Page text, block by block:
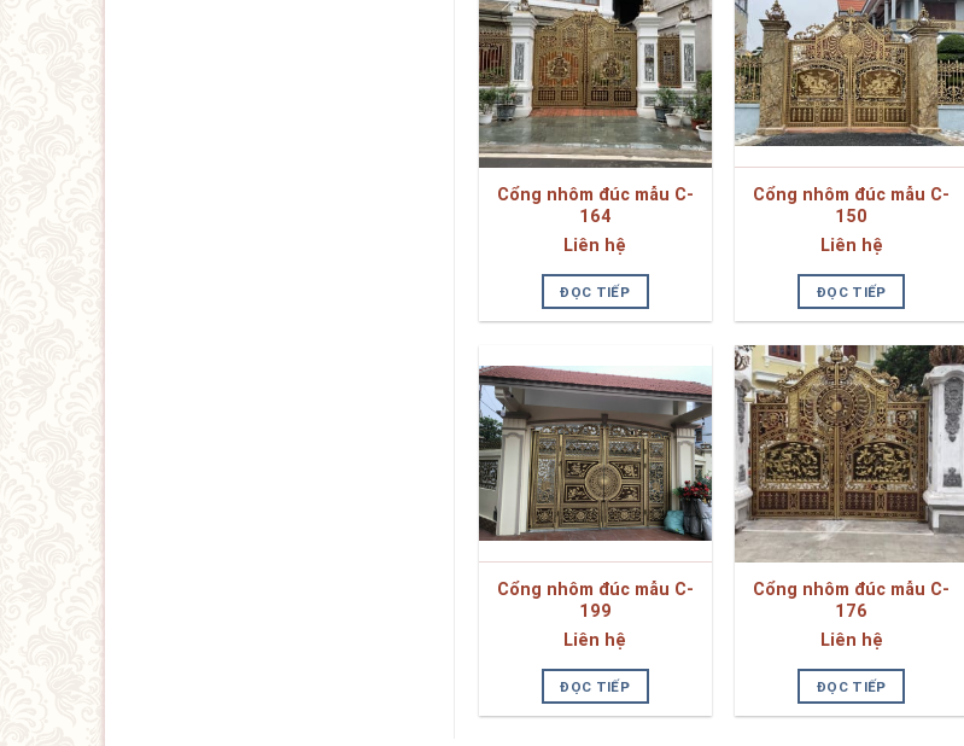
Cổng nhôm đúc mẫu C-
164
Liên hệ
ĐỌC TIẾP
Cổng nhôm đúc mẫu C-
150
Liên hệ
ĐỌC TIẾP
Cổng nhôm đúc mẫu C-
199
Liên hệ
ĐỌC TIẾP
Cổng nhôm đúc mẫu C-
176
Liên hệ
ĐỌC TIẾP